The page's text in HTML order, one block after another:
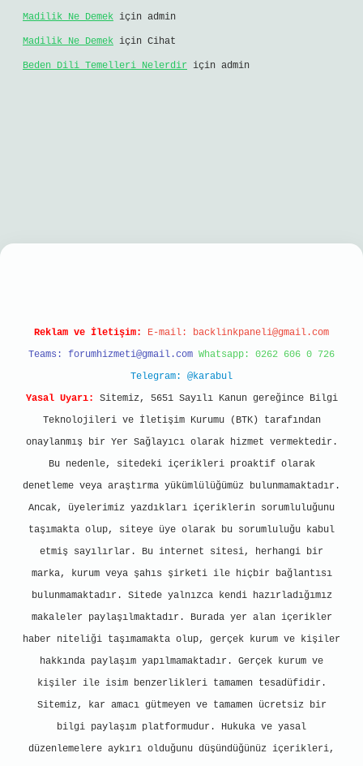
Madilik Ne Demek için admin
Madilik Ne Demek için Cihat
Beden Dili Temelleri Nelerdir için admin
Reklam ve İletişim: E-mail: backlinkpaneli@gmail.com
Teams: forumhizmeti@gmail.com Whatsapp: 0262 606 0 726
Telegram: @karabul
Yasal Uyarı:
Sitemiz, 5651 Sayılı Kanun gereğince Bilgi
Teknolojileri ve İletişim Kurumu (BTK) tarafından
onaylanmış bir Yer Sağlayıcı olarak hizmet vermektedir.
Bu nedenle, sitedeki içerikleri proaktif olarak
denetleme veya araştırma yükümlülüğümüz bulunmamaktadır.
Ancak, üyelerimiz yazdıkları içeriklerin sorumluluğunu
taşımakta olup, siteye üye olarak bu sorumluluğu kabul
etmiş sayılırlar. Bu internet sitesi, herhangi bir
marka, kurum veya şahıs şirketi ile hiçbir bağlantısı
bulunmamaktadır. Sitede yalnızca kendi hazırladığımız
makaleler paylaşılmaktadır. Burada yer alan içerikler
haber niteliği taşımamakta olup, gerçek kurum ve kişiler
hakkında paylaşım yapılmamaktadır. Gerçek kurum ve
kişiler ile isim benzerlikleri tamamen tesadüfidir.
Sitemiz, kar amacı gütmeyen ve tamamen ücretsiz bir
bilgi paylaşım platformudur. Hukuka ve yasal
düzenlemelere aykırı olduğunu düşündüğünüz içerikleri,